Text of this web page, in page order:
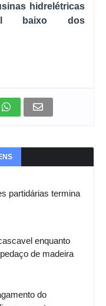
hidrelétricas
baixo dos
partidárias termina
enquanto
de madeira
do